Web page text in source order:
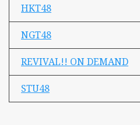
HKT48
NGT48
REVIVAL!! ON DEMAND
STU48